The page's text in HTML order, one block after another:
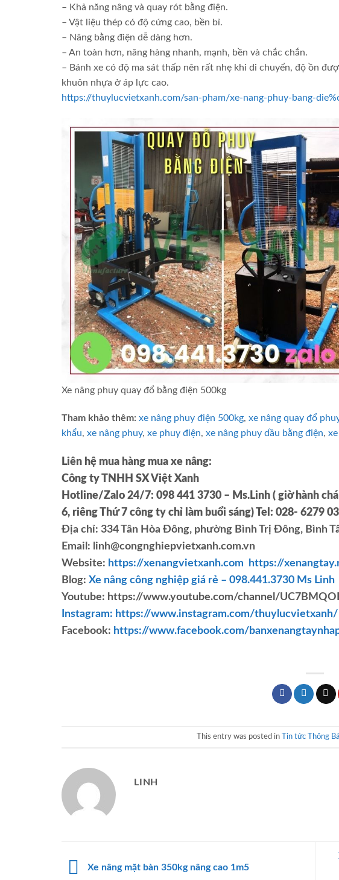
– Khả năng nâng và quay rót bằng điện.
– Vật liệu thép có độ cứng cao, bền bỉ.
– Nâng bằng điện dễ dàng hơn.
– An toàn hơn, nâng hàng nhanh, mạnh, bền và chắc chắn.
– Bánh xe có độ ma sát thấp nên rất nhẹ khi di chuyển, độ ồn
khuôn nhựa ở áp lực cao.
https://thuylucvietxanh.com/san-pham/xe-nang-phuy-bang-
Xe nâng phuy quay đổ bằng điện 500kg
Tham khảo thêm: xe nâng phuy điện 500kg, xe nâng quay đổ
khẩu, xe nâng phuy, xe phuy điện, xe nâng phuy dầu bằng điện,
Liên hệ mua hàng mua xe nâng:
Công ty TNHH SX Việt Xanh
Hotline/Zalo 24/7: 098 441 3730 – Ms.Linh ( giờ hành
6, riêng Thứ 7 công ty chỉ làm buổi sáng) Tel: 028- 6279
Địa chỉ: 334 Tân Hòa Đông, phường Bình Trị Đông, Bình
Email: linh@congnghiepvietxanh.com.vn
Website: https://xenangvietxanh.com https://
Blog: Xe nâng công nghiệp giá rẻ – 098.441.3730 Ms Linh
Youtube: https://www.youtube.com/channel/
Instagram: https://www.instagram.com/thuylucvietxanh/
Facebook: https://www.facebook.com/
This entry was posted in Tin tức Thông
LINH
Xe nâng mặt bàn 350kg nâng cao 1m5